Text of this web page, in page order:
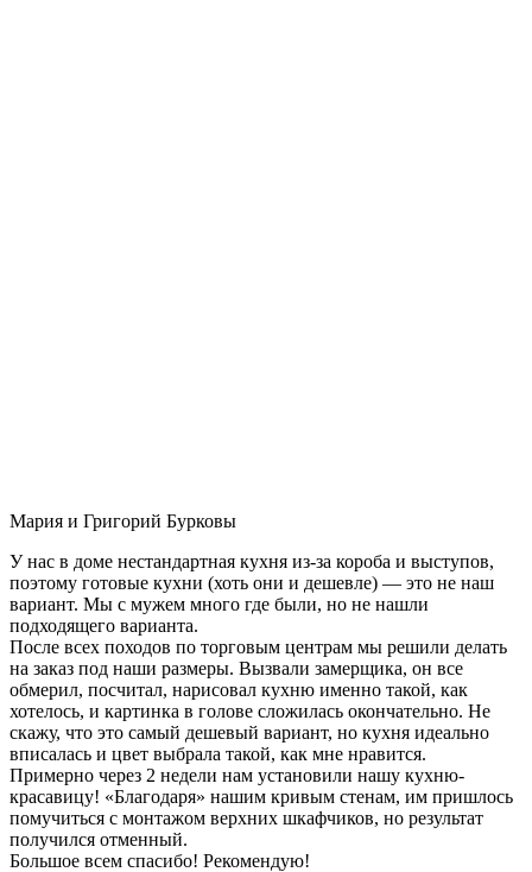
Мария и Григорий Бурковы
У нас в доме нестандартная кухня из-за короба и выступов,
поэтому готовые кухни (хоть они и дешевле) — это не наш
вариант. Мы с мужем много где были, но не нашли
подходящего варианта.
После всех походов по торговым центрам мы решили делать
на заказ под наши размеры. Вызвали замерщика, он все
обмерил, посчитал, нарисовал кухню именно такой, как
хотелось, и картинка в голове сложилась окончательно. Не
скажу, что это самый дешевый вариант, но кухня идеально
вписалась и цвет выбрала такой, как мне нравится.
Примерно через 2 недели нам установили нашу кухню-
красавицу! «Благодаря» нашим кривым стенам, им пришлось
помучиться с монтажом верхних шкафчиков, но результат
получился отменный.
Большое всем спасибо! Рекомендую!